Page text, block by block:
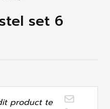
set 6
product te